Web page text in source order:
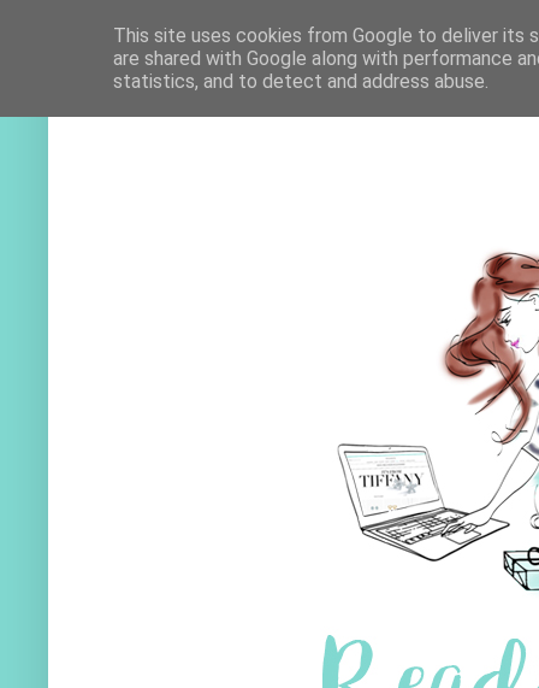
This site uses cookies from Google to deliver its
are shared with Google along with performance
statistics, and to detect and address abuse.